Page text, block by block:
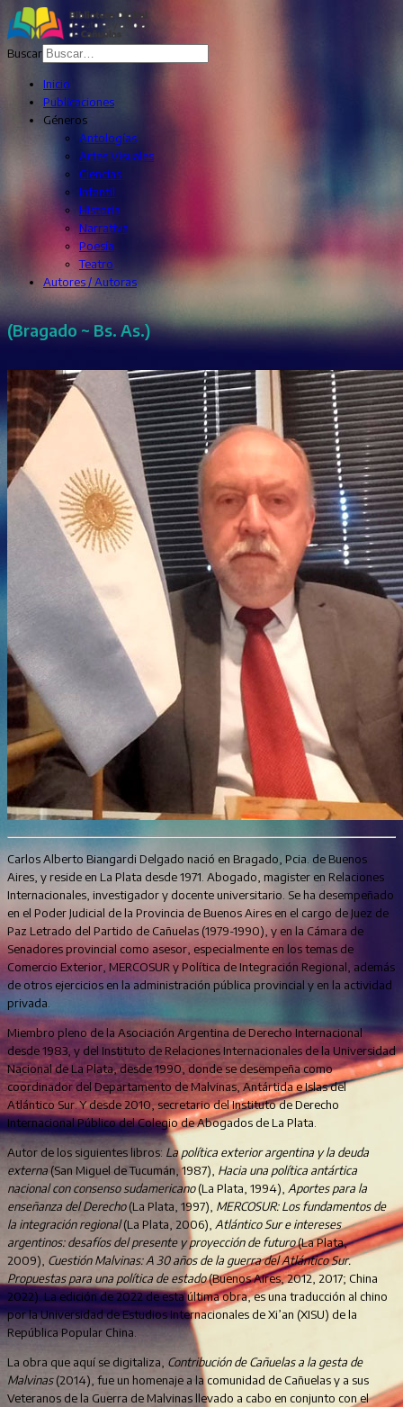
Buscar
Inicio
Publicaciones
Géneros
Antologías
Artes Visuales
Ciencias
Infantil
Historia
Narrativa
Poesía
Teatro
Autores / Autoras
(Bragado ~ Bs. As.)
Carlos Alberto Biangardi Delgado nació en Bragado, Pcia. de Buenos
Aires, y reside en La Plata desde 1971. Abogado, magister en Relaciones
Internacionales, investigador y docente universitario. Se ha desempeñado
en el Poder Judicial de la Provincia de Buenos Aires en el cargo de Juez de
Paz Letrado del Partido de Cañuelas (1979-1990), y en la Cámara de
Senadores provincial como asesor, especialmente en los temas de
Comercio Exterior, MERCOSUR y Política de Integración Regional, además
de otros ejercicios en la administración pública provincial y en la actividad
privada.
Miembro pleno de la Asociación Argentina de Derecho Internacional
desde 1983, y del Instituto de Relaciones Internacionales de la Universidad
Nacional de La Plata, desde 1990, donde se desempeña como
coordinador del Departamento de Malvinas, Antártida e Islas del
Atlántico Sur. Y desde 2010, secretario del Instituto de Derecho
Internacional Público del Colegio de Abogados de La Plata.
Autor de los siguientes libros: La política exterior argentina y la deuda
externa (San Miguel de Tucumán, 1987), Hacia una política antártica
nacional con consenso sudamericano(La Plata, 1994), Aportes para la
enseñanza del Derecho(La Plata, 1997), MERCOSUR: Los fundamentos de
la integración regional(La Plata, 2006), Atlántico Sur e intereses
argentinos: desafíos del presente y proyección de futuro(La Plata,
2009), Cuestión Malvinas: A 30 años de la guerra del Atlántico Sur.
Propuestas para una política de estado(Buenos Aires, 2012, 2017; China
2022). La edición de 2022 de esta última obra, es una traducción al chino
por la Universidad de Estudios Internacionales de Xi’an (XISU) de la
República Popular China.
La obra que aquí se digitaliza, Contribución de Cañuelas a la gesta de
Malvinas(2014), fue un homenaje a la comunidad de Cañuelas y a sus
Veteranos de la Guerra de Malvinas llevado a cabo en conjunto con el